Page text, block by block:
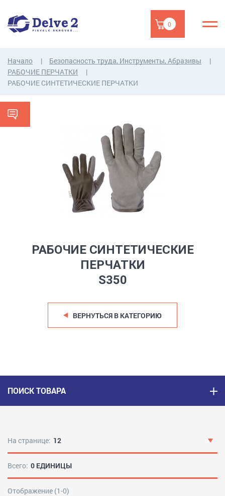
0
Начало
Безопасность труда, Инструменты, Абразивы
РАБОЧИЕ ПЕРЧАТКИ
РАБОЧИЕ СИНТЕТИЧЕСКИЕ ПЕРЧАТКИ
РАБОЧИЕ СИНТЕТИЧЕСКИЕ
ПЕРЧАТКИ
S350
ВЕРНУТЬСЯ В КАТЕГОРИЮ
ПОИСК ТОВАРА
На странице: 12
Всего: 0 ЕДИНИЦЫ
Отображение (1-0)